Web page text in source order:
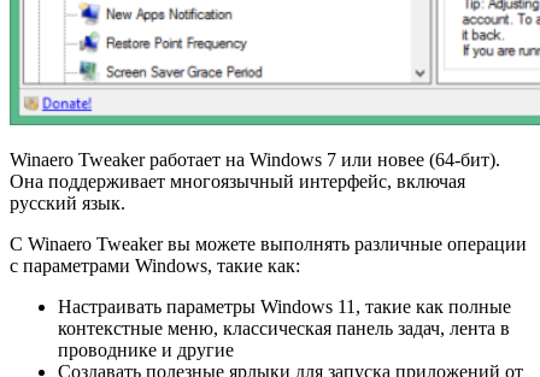
Winaero Tweaker работает на Windows 7 или новее (64-бит).
Она поддерживает многоязычный интерфейс, включая
русский язык.
С Winaero Tweaker вы можете выполнять различные операции
с параметрами Windows, такие как:
Настраивать параметры Windows 11, такие как полные
контекстные меню, классическая панель задач, лента в
проводнике и другие
Создавать полезные ярлыки для запуска приложений от